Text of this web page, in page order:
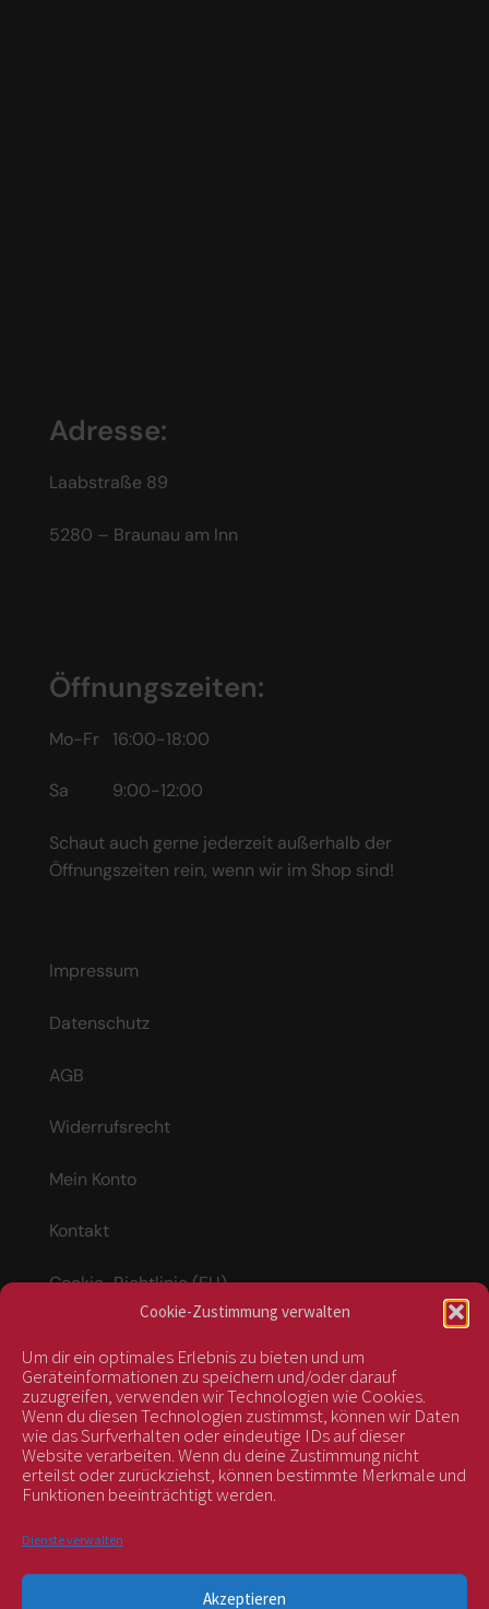
Cookie-Zustimmung verwalten
Um dir ein optimales Erlebnis zu bieten und um
Geräteinformationen zu speichern und/oder darauf
zuzugreifen, verwenden wir Technologien wie Cookies.
Wenn du diesen Technologien zustimmst, können wir Daten
wie das Surfverhalten oder eindeutige IDs auf dieser
Website verarbeiten. Wenn du deine Zustimmung nicht
erteilst oder zurückziehst, können bestimmte Merkmale und
Funktionen beeinträchtigt werden.
Dienste verwalten
Akzeptieren
Adresse:
Laabstraße 89
5280 – Braunau am Inn
Öffnungszeiten:
Mo-Fr 16:00-18:00
Sa 9:00-12:00
Schaut auch gerne jederzeit außerhalb der
Öffnungszeiten rein, wenn wir im Shop sind!
Impressum
Datenschutz
AGB
Widerrufsrecht
Mein Konto
Kontakt
Cookie-Richtlinie (EU)
Vertrag widerrufen
kontrolliert durch: